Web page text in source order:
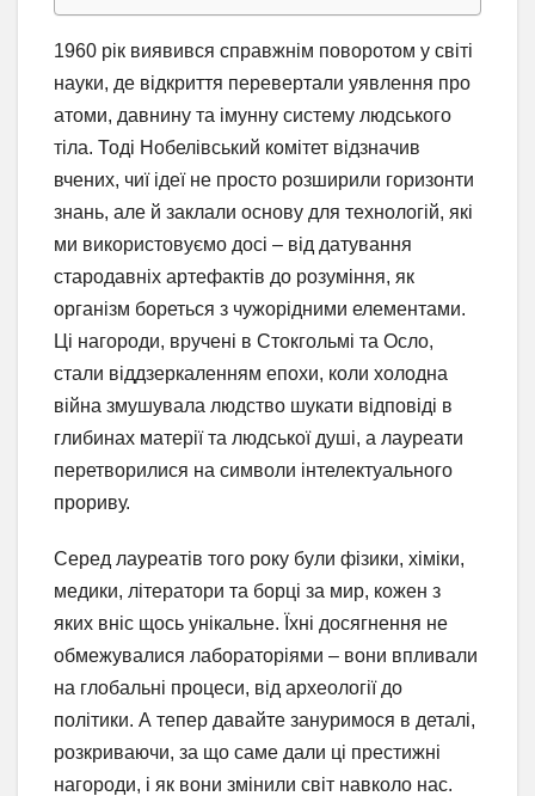
1960 рік виявився справжнім поворотом у світі
науки, де відкриття перевертали уявлення про
атоми, давнину та імунну систему людського
тіла. Тоді Нобелівський комітет відзначив
вчених, чиї ідеї не просто розширили горизонти
знань, але й заклали основу для технологій, які
ми використовуємо досі – від датування
стародавніх артефактів до розуміння, як
організм бореться з чужорідними елементами.
Ці нагороди, вручені в Стокгольмі та Осло,
стали віддзеркаленням епохи, коли холодна
війна змушувала людство шукати відповіді в
глибинах матерії та людської душі, а лауреати
перетворилися на символи інтелектуального
прориву.
Серед лауреатів того року були фізики, хіміки,
медики, літератори та борці за мир, кожен з
яких вніс щось унікальне. Їхні досягнення не
обмежувалися лабораторіями – вони впливали
на глобальні процеси, від археології до
політики. А тепер давайте зануримося в деталі,
розкриваючи, за що саме дали ці престижні
нагороди, і як вони змінили світ навколо нас.